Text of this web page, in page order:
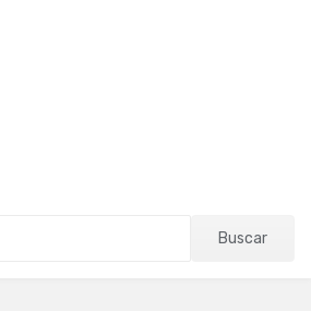
Buscar